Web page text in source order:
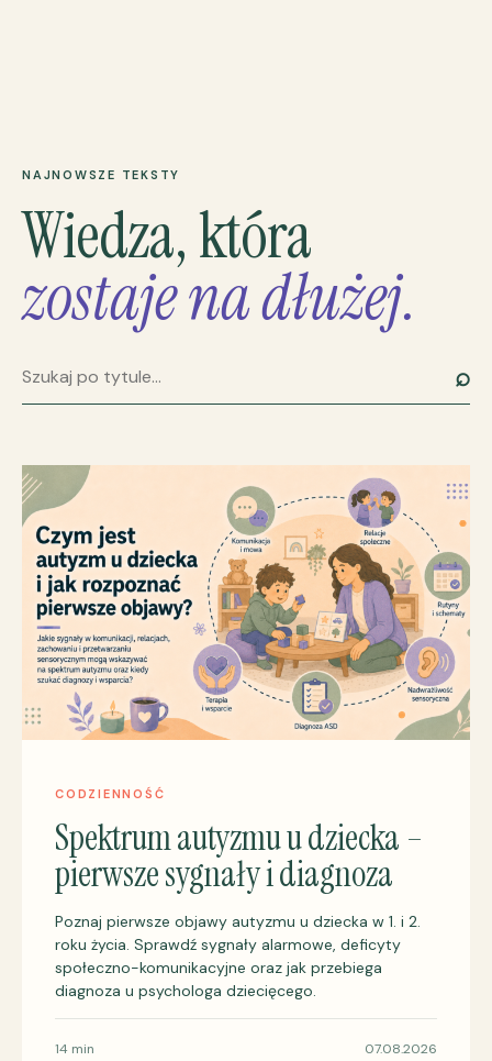
NAJNOWSZE TEKSTY
Wiedza, która
zostaje na dłużej.
Szukaj artykułu ⌕
CODZIENNOŚĆ
Spektrum autyzmu u dziecka –
pierwsze sygnały i diagnoza
Poznaj pierwsze objawy autyzmu u dziecka w 1. i 2.
roku życia. Sprawdź sygnały alarmowe, deficyty
społeczno-komunikacyjne oraz jak przebiega
diagnoza u psychologa dziecięcego.
14 min 07.08.2026